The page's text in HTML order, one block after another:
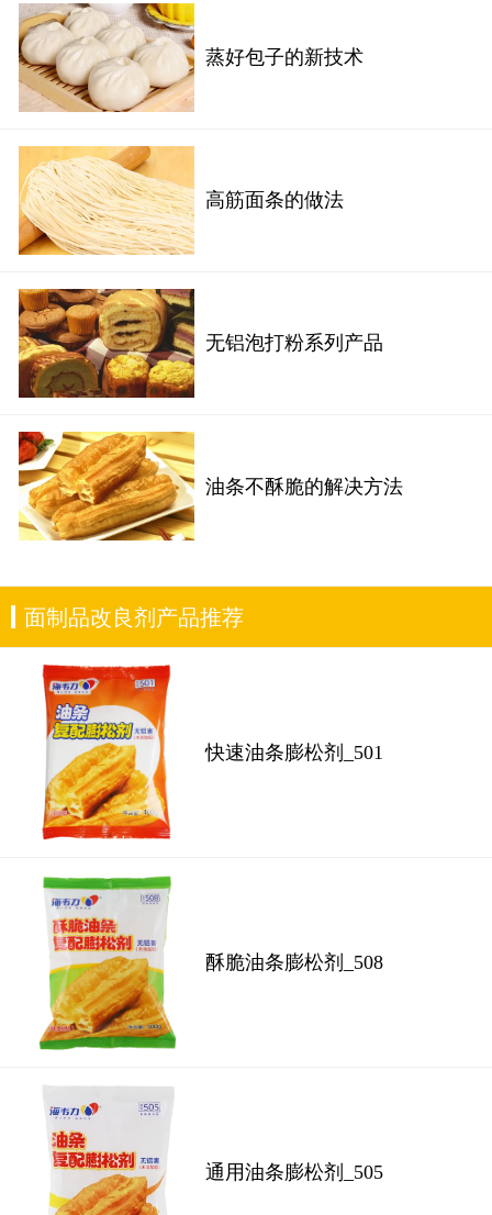
蒸好包子的新技术
高筋面条的做法
无铝泡打粉系列产品
油条不酥脆的解决方法
面制品改良剂产品推荐
快速油条膨松剂_501
酥脆油条膨松剂_508
通用油条膨松剂_505